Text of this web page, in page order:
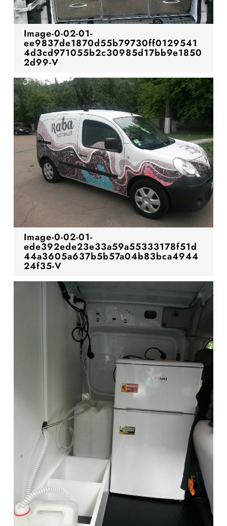
Image-0-02-01-
ee9837de1870d55b79730ff0129541
4d3cd971055b2c30985d17bb9e1850
2d99-V
Image-0-02-01-
ede392ede23e33a59a55333178f51d
44a3605a637b5b57a04b83bca4944
24f35-V